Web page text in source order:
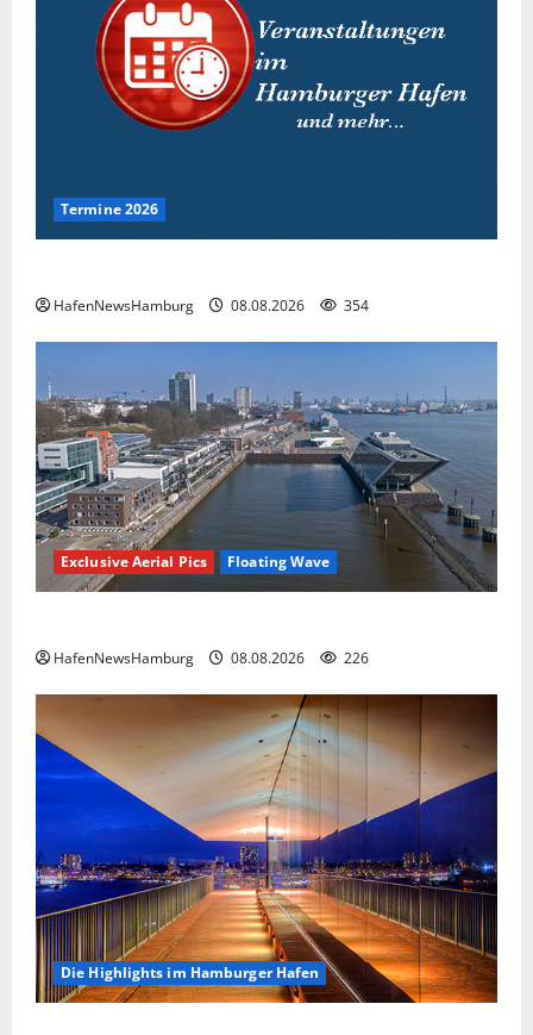
Termine 2026
HafenNewsHamburg 08.08.2026 354
Exclusive Aerial Pics Floating Wave
HafenNewsHamburg 08.08.2026 226
Die Highlights im Hamburger Hafen